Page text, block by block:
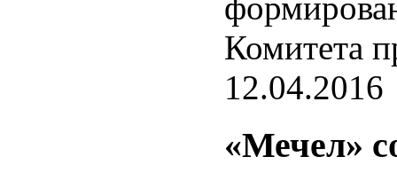
12.04.2016
«Мечел»